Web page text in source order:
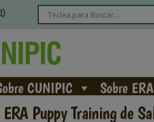
CUNIPIC Sobre ERA
Puppy Training de